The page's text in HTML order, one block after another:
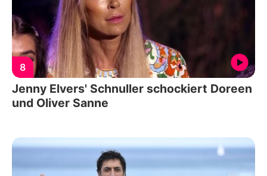
8
Jenny Elvers' Schnuller schockiert Doreen
und Oliver Sanne